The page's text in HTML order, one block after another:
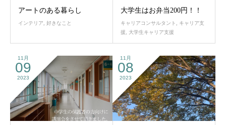
アートのある暮らし
インテリア 好きなこと
大学生はお弁当200円！！
キャリアコンサルタント
キャリア支
援
大学生キャリア支援
11月
09
2023
11月
08
2023